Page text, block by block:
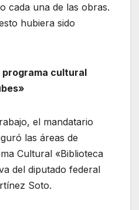
cada una de las obras.
hubiera sido
cultural
el mandatario
las áreas de
Cultural «Biblioteca
del diputado federal
Soto.